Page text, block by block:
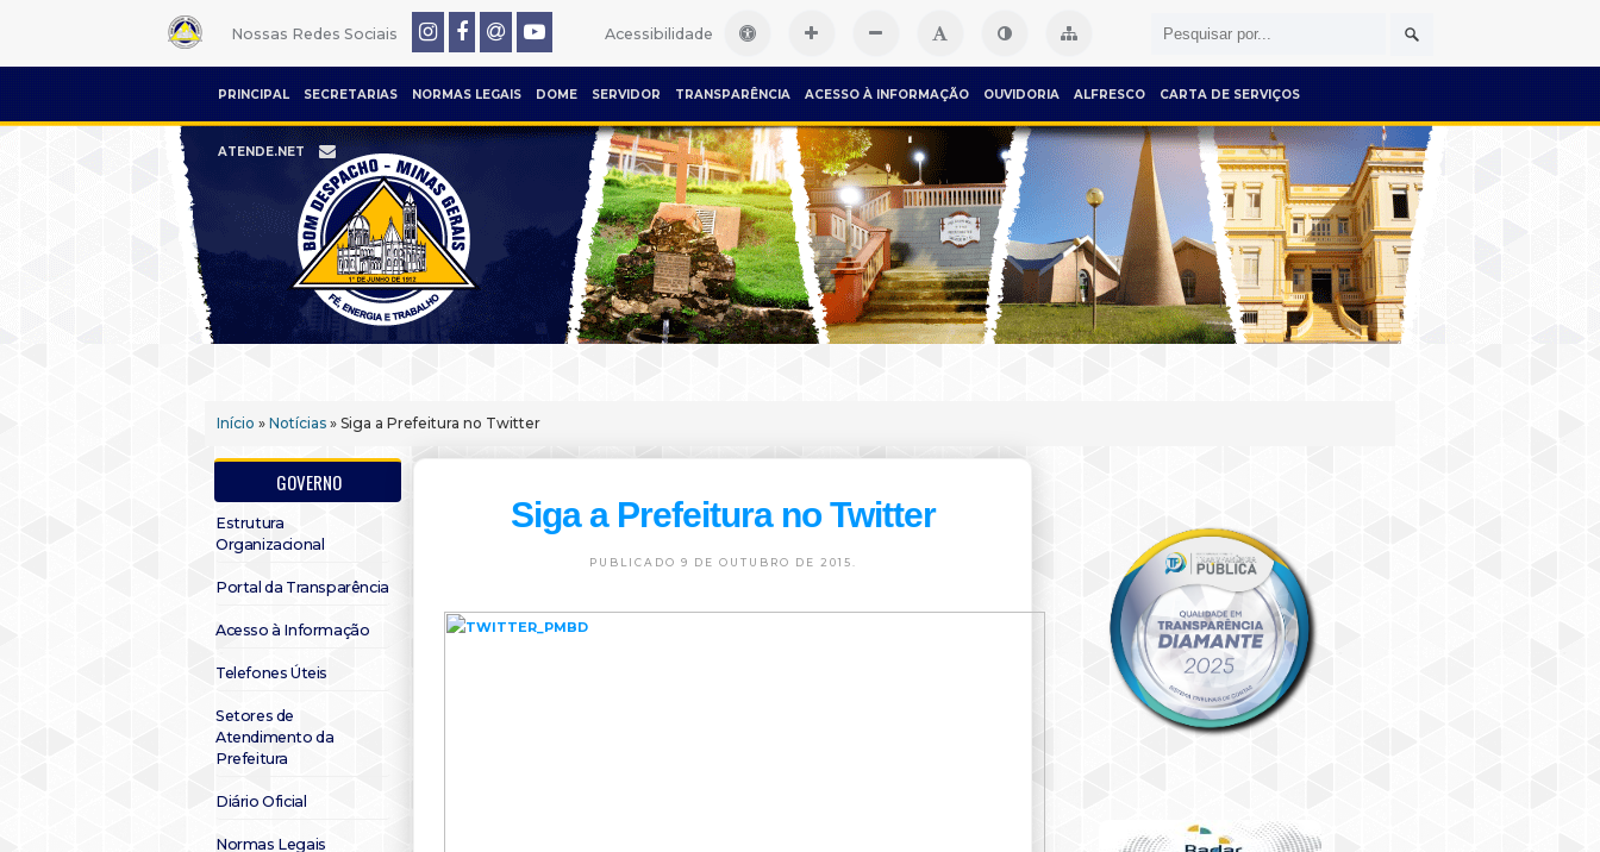
Nossas Redes Sociais Acessibilidade
PRINCIPAL SECRETARIAS NORMAS LEGAIS DOME SERVIDOR TRANSPARÊNCIA ACESSO À INFORMAÇÃO OUVIDORIA ALFRESCO CARTA DE SERVIÇOS
ATENDE.NET
Início » Notícias » Siga a Prefeitura no Twitter
GOVERNO
Estrutura
Organizacional
Portal da Transparência
Acesso à Informação
Telefones Úteis
Setores de
Atendimento da
Prefeitura
Diário Oficial
Normas Legais
Siga a Prefeitura no Twitter
PUBLICADO 9 DE OUTUBRO DE 2015.